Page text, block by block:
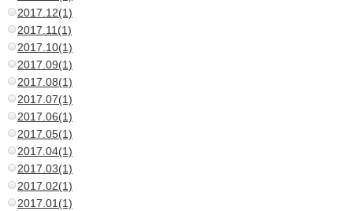
2017.12(1)
2017.11(1)
2017.10(1)
2017.09(1)
2017.08(1)
2017.07(1)
2017.06(1)
2017.05(1)
2017.04(1)
2017.03(1)
2017.02(1)
2017.01(1)